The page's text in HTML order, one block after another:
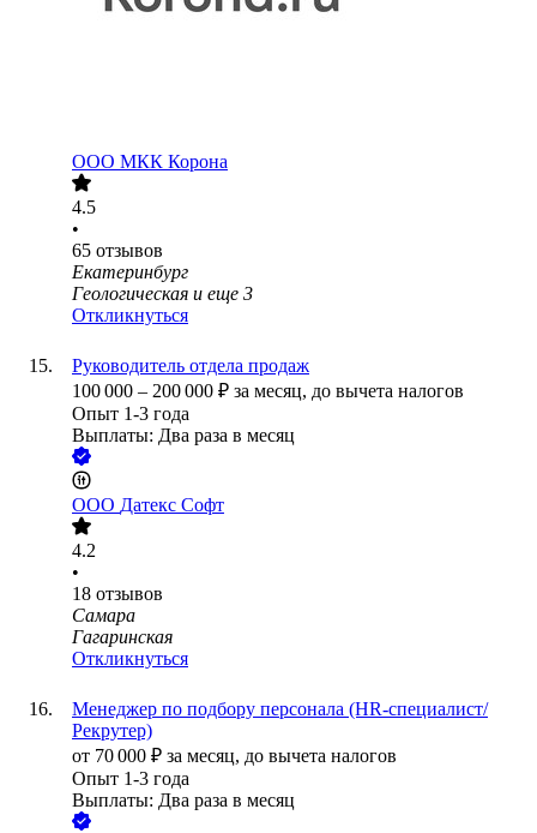
ООО МКК Корона
4.5
•
65 отзывов
Екатеринбург
Геологическая и еще 3
Откликнуться
Руководитель отдела продаж
100 000 – 200 000 ₽ за месяц, до вычета налогов
Опыт 1-3 года
Выплаты: Два раза в месяц
ООО Датекс Софт
4.2
•
18 отзывов
Самара
Гагаринская
Откликнуться
Менеджер по подбору персонала (HR-специалист/
Рекрутер)
от 70 000 ₽ за месяц, до вычета налогов
Опыт 1-3 года
Выплаты: Два раза в месяц